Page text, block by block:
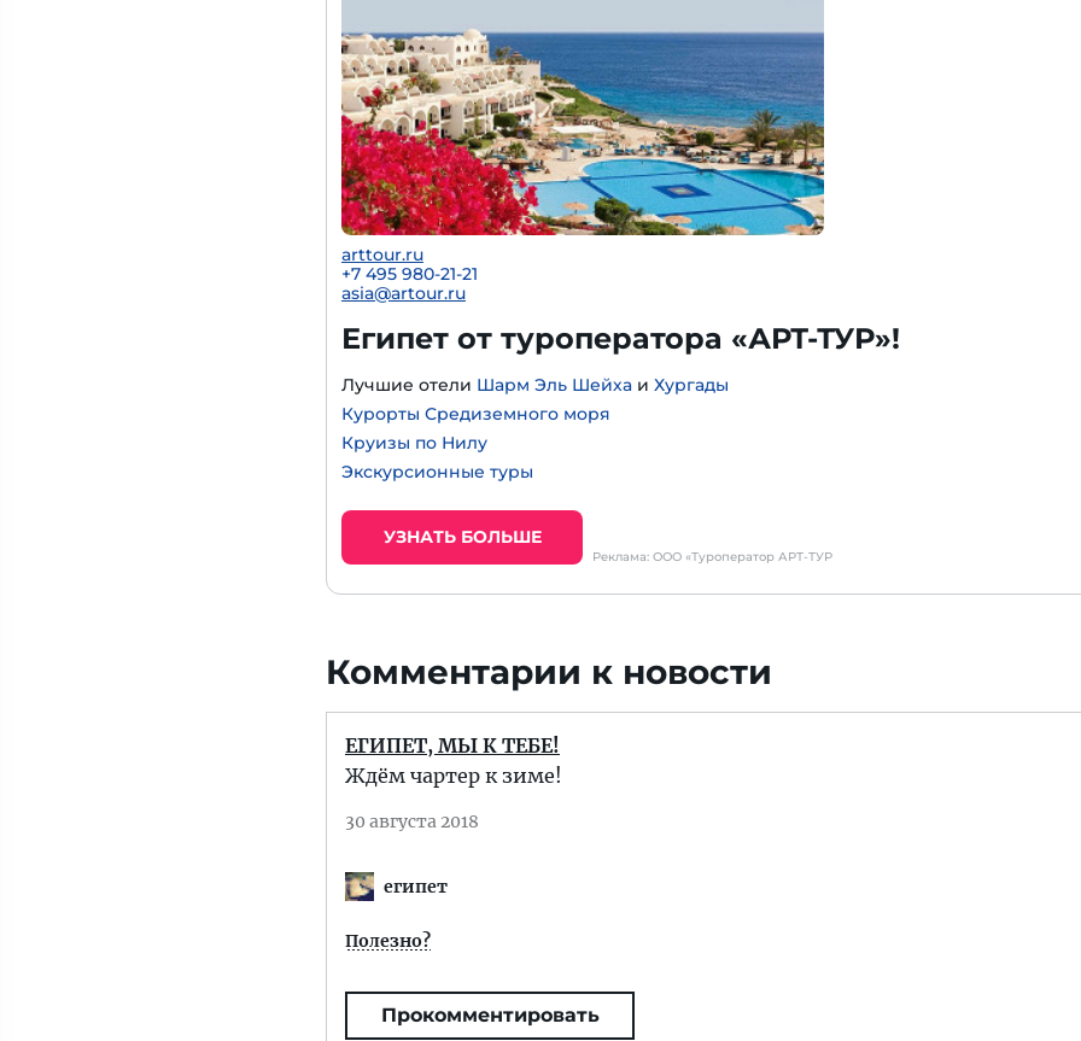
arttour.ru
+7 495 980-21-21
asia@artour.ru
Египет от туроператора «АРТ-ТУР»!
Лучшие отели Шарм Эль Шейха и Хургады
Курорты Средиземного моря
Круизы по Нилу
Экскурсионные туры
УЗНАТЬ БОЛЬШЕ
Реклама: ООО «Туроператор АРТ-ТУР
Комментарии к новости
ЕГИПЕТ, МЫ К ТЕБЕ!
Ждём чартер к зиме!
30 августа 2018
египет
Полезно?
Прокомментировать